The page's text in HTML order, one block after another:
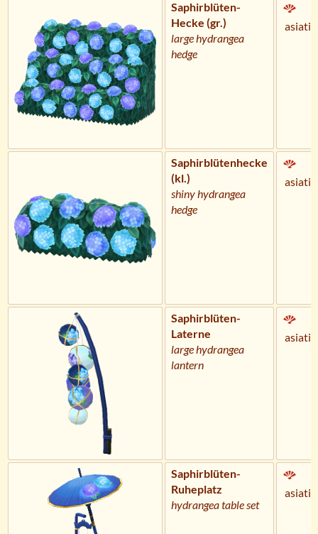
Saphirblüten-
Hecke (gr.)
large hydrangea
hedge
Saphirblütenhecke
(kl.)
shiny hydrangea
hedge
Saphirblüten-
Laterne
large hydrangea
lantern
Saphirblüten-
Ruheplatz
hydrangea table set